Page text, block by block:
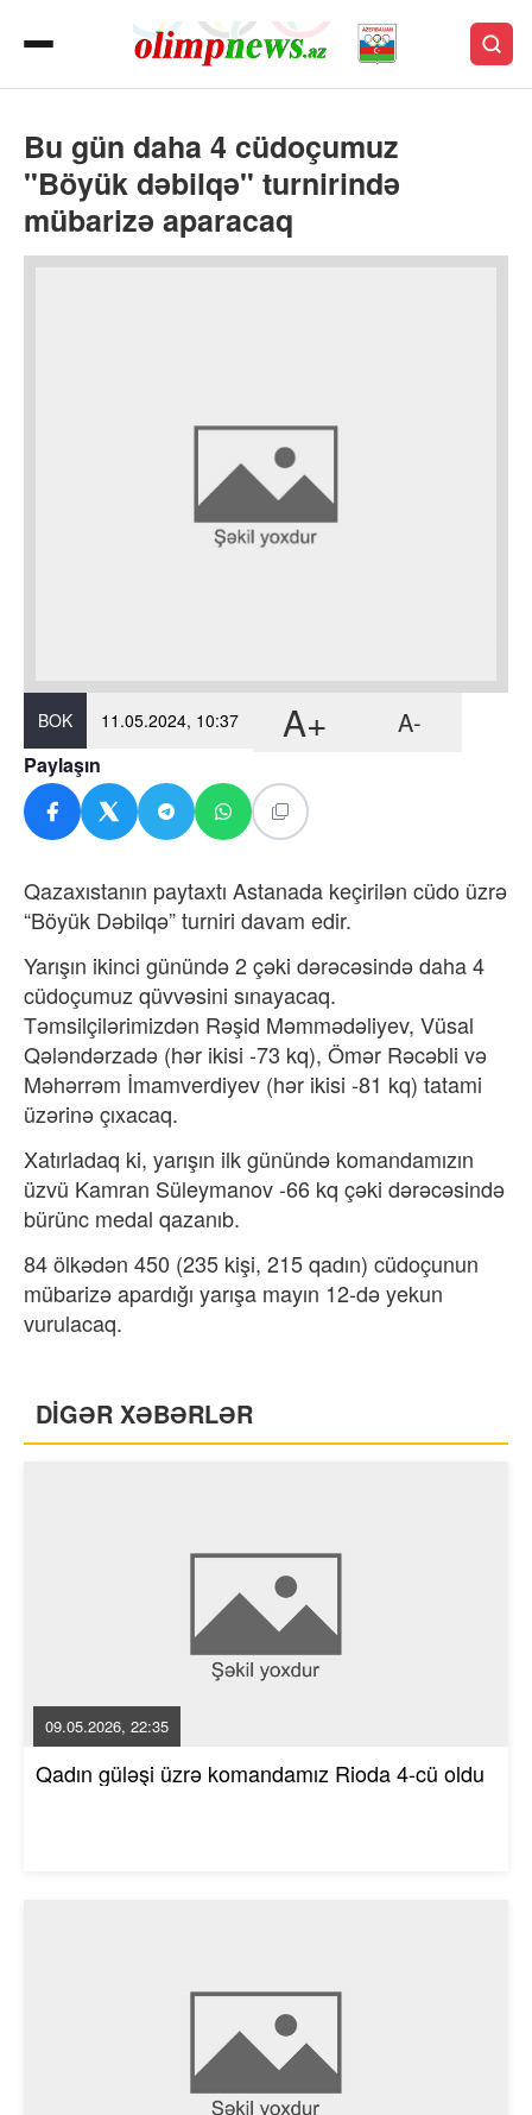
Bu gün daha 4 cüdoçumuz
"Böyük dəbilqə" turnirində
mübarizə aparacaq
BOK 11.05.2024, 10:37 A+ A-
Paylaşın
Qazaxıstanın paytaxtı Astanada keçirilən cüdo üzrə
“Böyük Dəbilqə” turniri davam edir.
Yarışın ikinci günündə 2 çəki dərəcəsində daha 4
cüdoçumuz qüvvəsini sınayacaq.
Təmsilçilərimizdən Rəşid Məmmədəliyev, Vüsal
Qələndərzadə (hər ikisi -73 kq), Ömər Rəcəbli və
Məhərrəm İmamverdiyev (hər ikisi -81 kq) tatami
üzərinə çıxacaq.
Xatırladaq ki, yarışın ilk günündə komandamızın
üzvü Kamran Süleymanov -66 kq çəki dərəcəsində
bürünc medal qazanıb.
84 ölkədən 450 (235 kişi, 215 qadın) cüdoçunun
mübarizə apardığı yarışa mayın 12-də yekun
vurulacaq.
DİGƏR XƏBƏRLƏR
09.05.2026, 22:35
Qadın güləşi üzrə komandamız Rioda 4-cü oldu